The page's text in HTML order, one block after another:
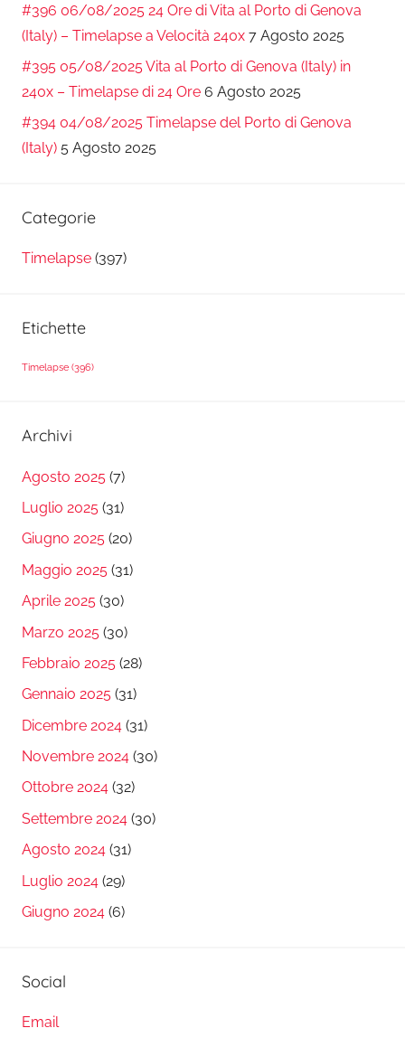
#396 06/08/2025 24 Ore di Vita al Porto di Genova
(Italy) – Timelapse a Velocità 240x 7 Agosto 2025
#395 05/08/2025 Vita al Porto di Genova (Italy) in
240x – Timelapse di 24 Ore 6 Agosto 2025
#394 04/08/2025 Timelapse del Porto di Genova
(Italy) 5 Agosto 2025
Categorie
Timelapse (397)
Etichette
Timelapse (396)
Archivi
Agosto 2025 (7)
Luglio 2025 (31)
Giugno 2025 (20)
Maggio 2025 (31)
Aprile 2025 (30)
Marzo 2025 (30)
Febbraio 2025 (28)
Gennaio 2025 (31)
Dicembre 2024 (31)
Novembre 2024 (30)
Ottobre 2024 (32)
Settembre 2024 (30)
Agosto 2024 (31)
Luglio 2024 (29)
Giugno 2024 (6)
Social
Email